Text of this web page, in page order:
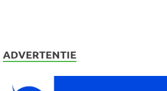
ADVERTENTIE